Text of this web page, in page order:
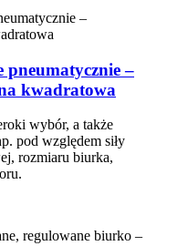
–
kwadratowa
wybór, a także
pod względem siły
rozmiaru biurka,